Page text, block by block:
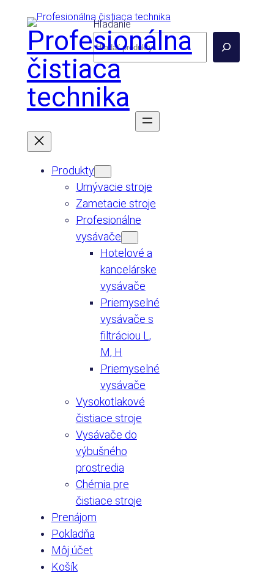
Hľadanie
Profesionálna
čistiaca
technika
Produkty
Umývacie stroje
Zametacie stroje
Profesionálne
vysávače
Hotelové a
kancelárske
vysávače
Priemyselné
vysávače s
filtráciou L,
M, H
Priemyselné
vysávače
Vysokotlakové
čistiace stroje
Vysávače do
výbušného
prostredia
Chémia pre
čistiace stroje
Prenájom
Pokladňa
Môj účet
Košík